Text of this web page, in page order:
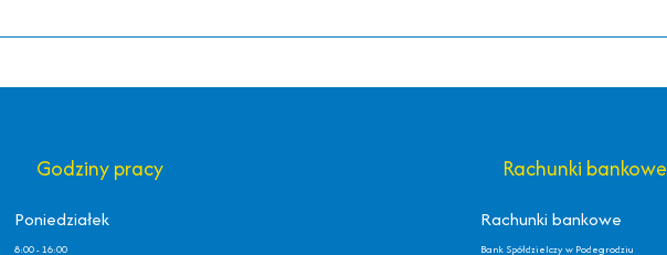
Godziny pracy
Poniedziałek
8:00 - 16:00
Rachunki bankowe
Rachunki bankowe
Bank Spółdzielczy w Podegrodziu